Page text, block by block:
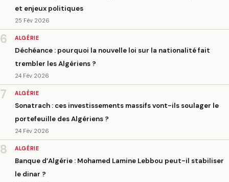
et enjeux politiques
25 Fév 2026
6 ALGÉRIE
Déchéance : pourquoi la nouvelle loi sur la nationalité fait
trembler les Algériens ?
24 Fév 2026
7 ALGÉRIE
Sonatrach : ces investissements massifs vont-ils soulager le
portefeuille des Algériens ?
24 Fév 2026
8 ALGÉRIE
Banque d’Algérie : Mohamed Lamine Lebbou peut-il stabiliser
le dinar ?